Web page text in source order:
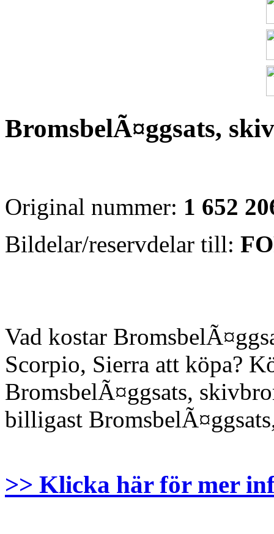
BromsbelÃ¤ggsats,
Original nummer: 1 652
Bildelar/reservdelar till:
Vad kostar
Scorpio, Sierra att köpa?
BromsbelÃ¤ggsats,
billigast
>> Klicka här för mer